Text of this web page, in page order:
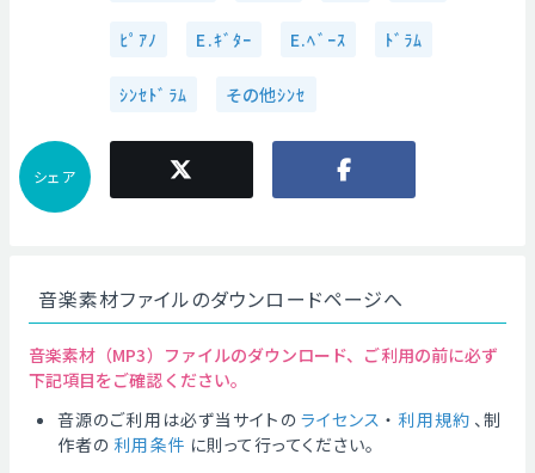
ﾋﾟｱﾉ E.ｷﾞﾀｰ E.ﾍﾞｰｽ ﾄﾞﾗﾑ
ｼﾝｾﾄﾞﾗﾑ その他ｼﾝｾ
シェア
音楽素材ファイルのダウンロードページへ
音楽素材（MP3）ファイルのダウンロード、ご利用の前に必ず
下記項目をご確認ください。
音源のご利用は必ず当サイトの ライセンス ・ 利用規約 、制
作者の 利用条件 に則って行ってください。